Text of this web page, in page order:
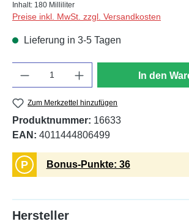
Inhalt: 180 Milliliter
Preise inkl. MwSt. zzgl. Versandkosten
Lieferung in 3-5 Tagen
In den
Zum Merkzettel hinzufügen
Produktnummer: 16633
EAN: 4011444806499
P Bonus-Punkte: 36
Hersteller